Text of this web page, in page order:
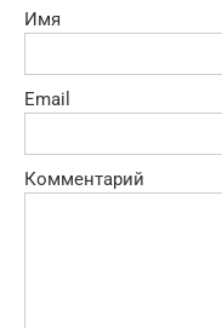
Имя
Email
Комментарий